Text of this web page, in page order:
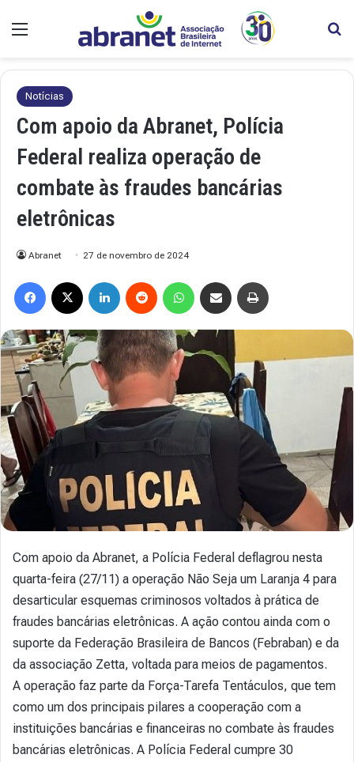
Notícias
Com apoio da Abranet, Polícia
Federal realiza operação de
combate às fraudes bancárias
eletrônicas
Abranet 27 de novembro de 2024
Com apoio da Abranet, a Polícia Federal deflagrou nesta
quarta-feira (27/11) a operação Não Seja um Laranja 4 para
desarticular esquemas criminosos voltados à prática de
fraudes bancárias eletrônicas. A ação contou ainda com o
suporte da Federação Brasileira de Bancos (Febraban) e da
da associação Zetta, voltada para meios de pagamentos.
A operação faz parte da Força-Tarefa Tentáculos, que tem
como um dos principais pilares a cooperação com a
instituições bancárias e financeiras no combate às fraudes
bancárias eletrônicas. A Polícia Federal cumpre 30